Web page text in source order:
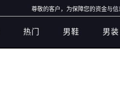
尊敬的客户，为保障您的资金与信
热门 男鞋 男装